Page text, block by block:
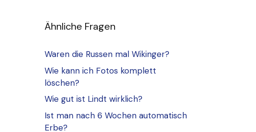
Ähnliche Fragen
Waren die Russen mal Wikinger?
Wie kann ich Fotos komplett
löschen?
Wie gut ist Lindt wirklich?
Ist man nach 6 Wochen automatisch
Erbe?